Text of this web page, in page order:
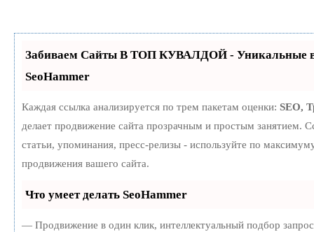
Забиваем Сайты В ТОП КУВАЛДОЙ - Уникальные
SeoHammer
Каждая ссылка анализируется по трем пакетам оценки: SEO,
делает продвижение сайта прозрачным и простым занятием.
статьи, упоминания, пресс-релизы - используйте по
продвижения вашего сайта.
Что умеет делать SeoHammer
— Продвижение в один клик, интеллектуальный подбор